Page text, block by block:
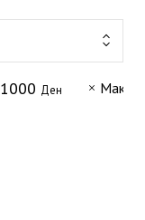
1000 Ден Макс